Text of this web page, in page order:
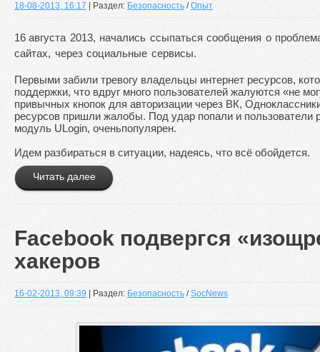
18-08-2013, 16:17 | Раздел: Безопасность /Опыт
16 августа 2013, начались ссыпаться сообщения о
сайтах, через социальные сервисы.
Первыми забили тревогу владельцы интернет ресурсов,
поддержки, что вдруг много пользователей жалуются «не
привычных кнопок для авторизации через ВК,
ресурсов пришли жалобы. Под удар попали и пользователи
модуль ULogin, оченьпопулярен.
Идем разбираться в ситуации, надеясь, что всё обойдется.
Читать далее
Facebook подвергся
хакеров
16-02-2013, 09:39 | Раздел: Безопасность /SocNews